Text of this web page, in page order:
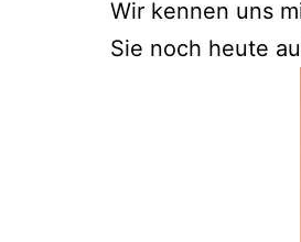
Wir kennen uns
Sie noch heute